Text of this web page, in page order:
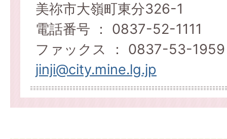
美祢市大嶺町東分326-1
電話番号 ： 0837-52-1111
ファックス ： 0837-53-1959
jinji@city.mine.lg.jp